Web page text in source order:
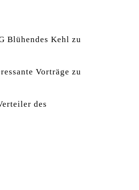
Blühendes Kehl zu
Vorträge zu
des